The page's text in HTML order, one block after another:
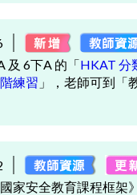
及 6下A 的「HKAT 分
練習 」，老師可到「
家安全教育課程框架》